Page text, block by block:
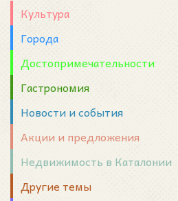
Культура
Города
Достопримечательности
Гастрономия
Новости и события
Акции и предложения
Недвижимость в Каталонии
Другие темы